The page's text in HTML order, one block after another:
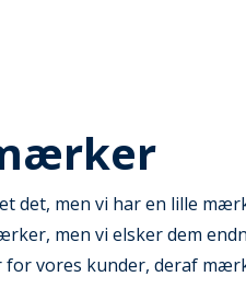
det, men vi har en lille
men vi elsker dem
for vores kunder, deraf